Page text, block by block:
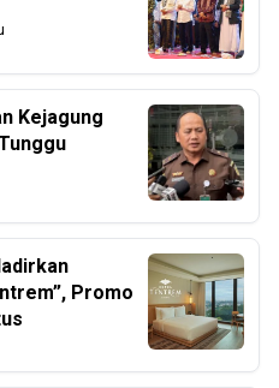
Kejagung
Promo